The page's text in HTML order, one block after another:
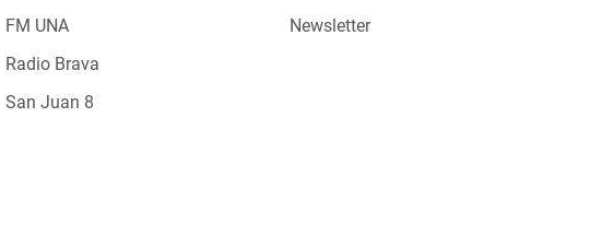
FM UNA
Radio Brava
San Juan 8
Newsletter